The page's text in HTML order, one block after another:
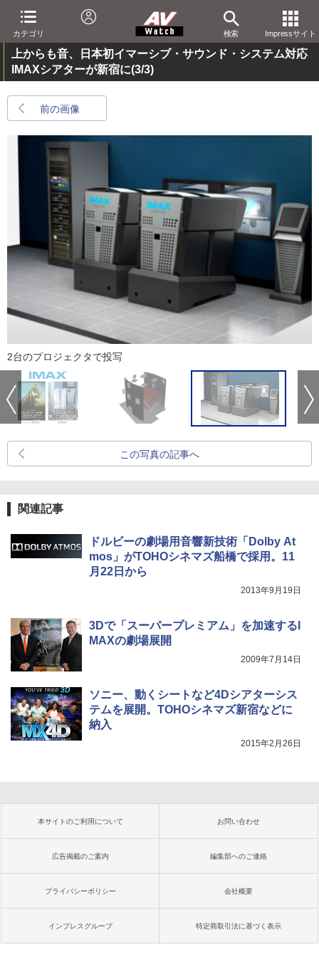
カテゴリ 検索 Impressサイト
上からも音、日本初イマーシブ・サウンド・システム対応
IMAXシアターが新宿に(3/3)
前の画像
2台のプロジェクタで投写
この写真の記事へ
関連記事
ドルビーの劇場用音響新技術「Dolby At
mos」がTOHOシネマズ船橋で採用。11
月22日から
2013年9月19日
3Dで「スーパープレミアム」を加速するI
MAXの劇場展開
2009年7月14日
ソニー、動くシートなど4Dシアターシス
テムを展開。TOHOシネマズ新宿などに
納入
2015年2月26日
本サイトのご利用について お問い合わせ
広告掲載のご案内 編集部へのご連絡
プライバシーポリシー 会社概要
インプレスグループ 特定商取引法に基づく表示